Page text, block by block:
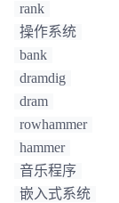
rank
操作系统
bank
dramdig
dram
rowhammer
hammer
音乐程序
嵌入式系统